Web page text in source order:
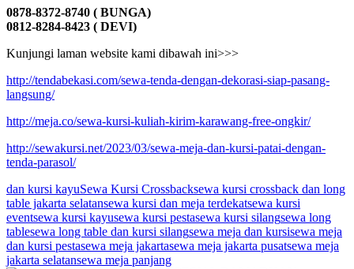
0878-8372-8740 ( BUNGA)
0812-8284-8423 ( DEVI)
Kunjungi laman website kami dibawah ini>>>
http://tendabekasi.com/sewa-tenda-dengan-dekorasi-siap-pasang-
langsung/
http://meja.co/sewa-kursi-kuliah-kirim-karawang-free-ongkir/
http://sewakursi.net/2023/03/sewa-meja-dan-kursi-patai-dengan-
tenda-parasol/
dan kursi kayuSewa Kursi Crossbacksewa kursi crossback dan long
table jakarta selatansewa kursi dan meja terdekatsewa kursi
eventsewa kursi kayusewa kursi pestasewa kursi silangsewa long
tablesewa long table dan kursi silangsewa meja dan kursisewa meja
dan kursi pestasewa meja jakartasewa meja jakarta pusatsewa meja
jakarta selatansewa meja panjang